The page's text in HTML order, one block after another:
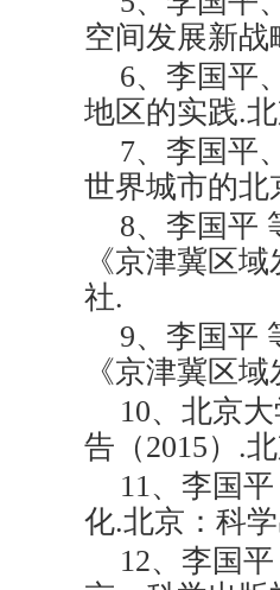
空间发展新
6、李国平
地区的实践.
7、李国平
世界城市的北
8、李国平
《京津冀区
社.
9、李国平
《京津冀区
10、北京
告（2015）.
11、李国
化.北京：科
12、李国